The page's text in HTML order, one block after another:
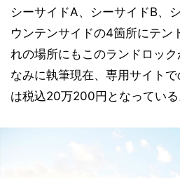
シーサイドA、シーサイドB、
ウンテンサイドの4箇所にテン
れの場所にもこのランドロッ
なみに執筆現在、専用サイト
は税込20万200円となっている